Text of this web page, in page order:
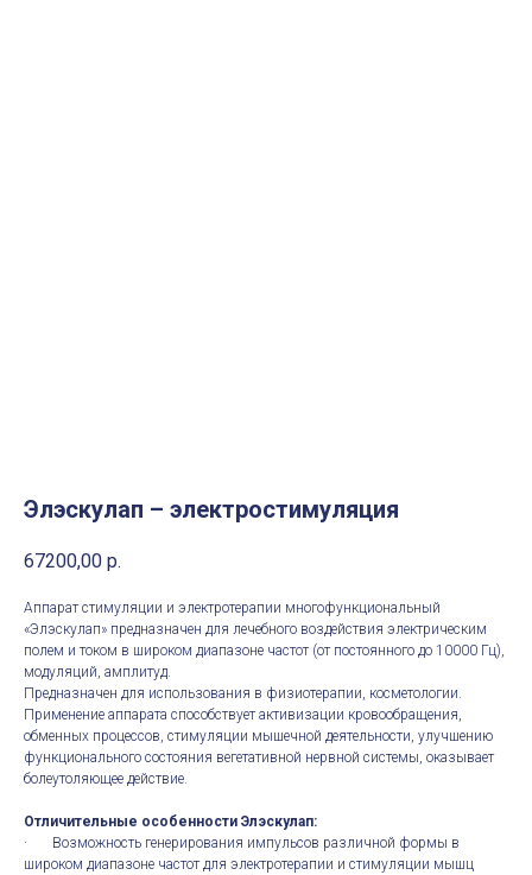
Элэскулап – электростимуляция
67200,00 р.
Аппарат стимуляции и электротерапии многофункциональный
«Элэскулап» предназначен для лечебного воздействия электрическим
полем и током в широком диапазоне частот (от постоянного до 10000 Гц),
модуляций, амплитуд.
Предназначен для использования в физиотерапии, косметологии.
Применение аппарата способствует активизации кровообращения,
обменных процессов, стимуляции мышечной деятельности, улучшению
функционального состояния вегетативной нервной системы, оказывает
болеутоляющее действие.
Отличительные особенности Элэскулап:
· Возможность генерирования импульсов различной формы в
широком диапазоне частот для электротерапии и стимуляции мышц